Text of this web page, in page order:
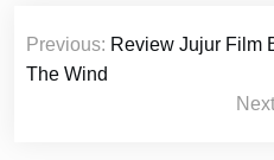
Post
navigation
Previous: Review Jujur Film
The Wind